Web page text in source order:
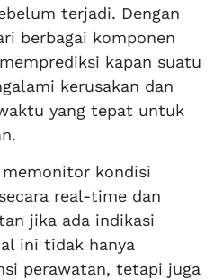
terjadi. Dengan
berbagai komponen
kapan suatu
kerusakan dan
yang tepat untuk
kondisi
real-time dan
jika ada indikasi
ini tidak hanya
perawatan, tetapi juga